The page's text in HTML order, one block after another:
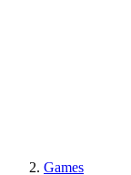
Games